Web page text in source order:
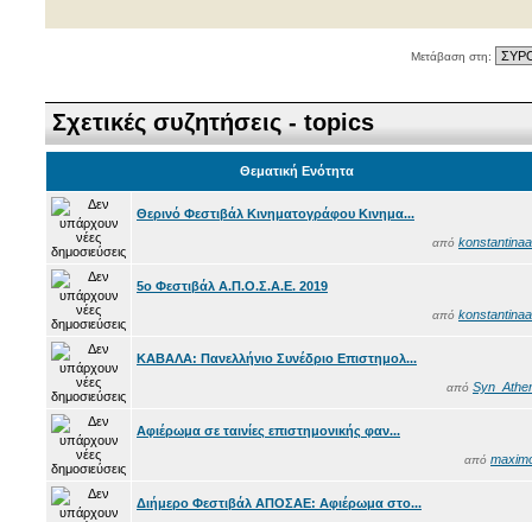
Μετάβαση στη:
Σχετικές συζητήσεις - topics
Θεματική Ενότητα
Θερινό Φεστιβάλ Κινηματογράφου Κινημα...
από
5o Φεστιβάλ Α.Π.Ο.Σ.Α.Ε. 2019
από
ΚΑΒΑΛΑ: Πανελλήνιο Συνέδριο Επιστημολ...
από
Αφιέρωμα σε ταινίες επιστημονικής φαν...
από
Διήμερο Φεστιβάλ ΑΠΟΣΑΕ: Αφιέρωμα στο...